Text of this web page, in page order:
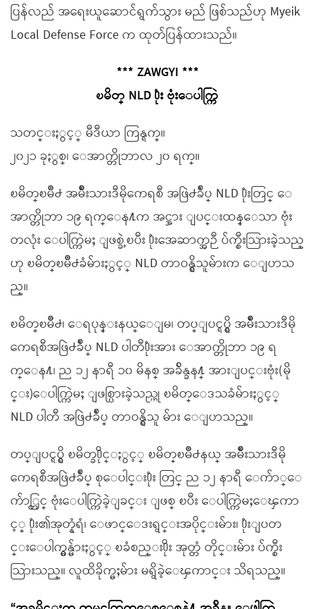
ပြန်လည် အရေးယူဆောင်ရွက်သွား မည် ဖြစ်သည်ဟု Myeik
Local Defense Force က ထုတ်ပြန်ထားသည်။
*** ZAWGYI ***
ၿမိတ္ NLD ႐ုံး ဗုံးေပါက္ကြဲ
သတင္းႏွင့္ မီဒီယာ ကြန္ရက္။
၂၀၂၁ ခုႏွစ္၊ ေအာက္တိုဘာလ ၂၀ ရက္။
ၿမိတ္ၿမိဳ႕ အမ်ိဳးသားဒီမိုကေရစီ အဖြဲ႕ခ်ဳပ္ NLD ႐ုံးတြင္ ေ
အာက္တိုဘာ ၁၉ ရက္ေန႔က အင္အား ျပင္းထန္ေသာ ဗုံး
တလုံး ေပါက္ကြဲမႈ ျဖစ္ခဲ့ၿပီး ႐ုံးအေဆာက္အဉီ ပ်က္စီးသြားခဲ့သည္
ဟု ၿမိတ္ၿမိဳ႕ခံမ်ားႏွင့္ NLD တာဝန္ရွိသူမ်ားက ေျပာသ
ည္။
ၿမိတ္ၿမိဳ႕၊ ေရပုန္းနယ္ေျမ၊ တပ္ျပင္ရပ္ရွိ အမ်ိဳးသားဒီမို
ကေရစီအဖြဲ႕ခ်ဳပ္ NLD ပါတီ႐ုံးအား ေအာက္တိုဘာ ၁၉ ရ
က္ေန႔၊ ည ၁၂ နာရီ ၁၀ မိနစ္ အခ်ိန္ခန႔္ အားျပင္းဗုံး(မို
င္း)ေပါက္ကြဲမႈ ျဖစ္ပြားခဲ့သည္ဟု ၿမိတ္ေဒသခံမ်ားႏွင့္
NLD ပါတီ အဖြဲ႕ခ်ဳပ္ တာဝန္ရွိသူ မ်ား ေျပာသည္။
တပ္ျပင္ရပ္ရွိ ၿမိတ္ခ႐ိုင္ႏွင့္ ၿမိတ္ၿမိဳ႕နယ္ အမ်ိဳးသားဒီမို
ကေရစီအဖြဲ႕ခ်ဳပ္ စုေပါင္း႐ုံး တြင္ ည ၁၂ နာရီ ေက်ာ္ေ
က်ာ္တြင္ ဗုံးေပါက္ကြဲခဲ့ျခင္း ျဖစ္ ၿပီး ေပါက္ကြဲမႈေၾကာ
င့္ ႐ုံး၏အုတ္နံရံ၊ ေဖာင္ေဒးရွင္းအပိုင္းမ်ား၊ ႐ုံးျပတ
င္းေပါက္မွန္မ်ားႏွင့္ ၿခံစည္း႐ိုး အုတ္တံ တိုင္းမ်ား ပ်က္စီး
သြားသည္။ လူထိခိုက္မႈမ်ား မရွိခဲ့ေၾကာင္း သိရသည္။